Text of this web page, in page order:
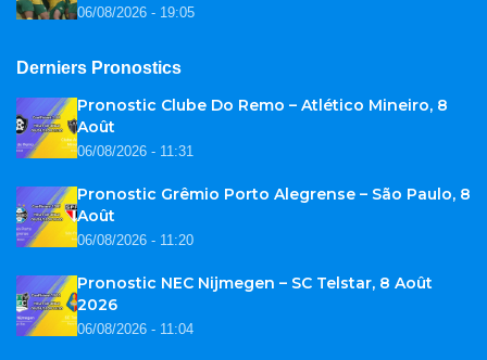
06/08/2026 - 19:05
Derniers Pronostics
Pronostic Clube Do Remo – Atlético Mineiro, 8
Août
06/08/2026 - 11:31
Pronostic Grêmio Porto Alegrense – São Paulo, 8
Août
06/08/2026 - 11:20
Pronostic NEC Nijmegen – SC Telstar, 8 Août
2026
06/08/2026 - 11:04